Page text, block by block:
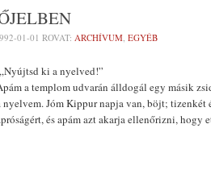
01-01 ROVAT: ARCHÍVUM, EGYÉB
„Nyújtsd ki a nyelved!”
a templom udvarán álldogál egy másik
nyelvem. Jóm Kippur napja van, böjt; tizenkét
és apám azt akarja ellenőrizni, hogy